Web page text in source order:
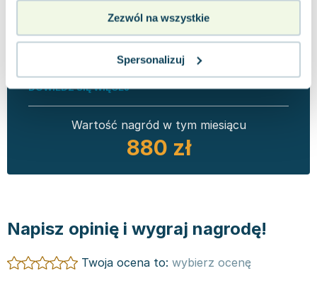
Zezwól na wszystkie
Spersonalizuj
Napisz opinię o książce i wygraj
nagrodę!
nagradzamy recenzentów.
DOWIEDZ SIĘ WIĘCEJ
Wartość nagród w tym miesiącu
880 zł
Napisz opinię i wygraj nagrodę!
Twoja ocena to: wybierz ocenę